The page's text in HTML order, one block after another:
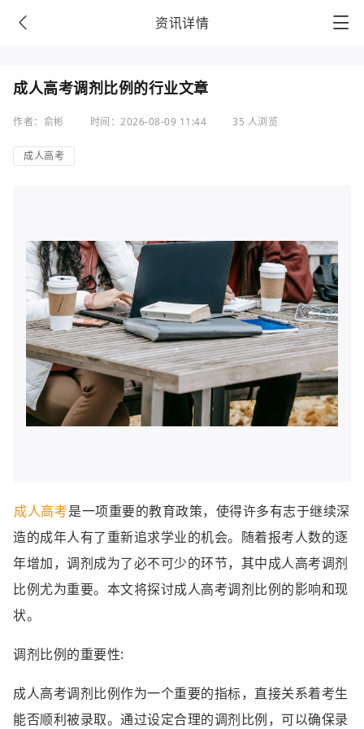
资讯详情
成人高考调剂比例的行业文章
作者：俞彬 时间：2026-08-09 11:44 35 人浏览
成人高考
成人高考是一项重要的教育政策，使得许多有志于继续深
造的成年人有了重新追求学业的机会。随着报考人数的逐
年增加，调剂成为了必不可少的环节，其中成人高考调剂
比例尤为重要。本文将探讨成人高考调剂比例的影响和现
状。
调剂比例的重要性:
成人高考调剂比例作为一个重要的指标，直接关系着考生
能否顺利被录取。通过设定合理的调剂比例，可以确保录